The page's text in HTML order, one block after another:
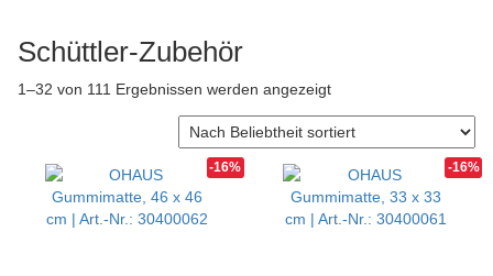
i
i
o
Schüttler-Zubehör
1–32 von 111 Ergebnissen werden angezeigtNach Beliebtheit
-16% -16%